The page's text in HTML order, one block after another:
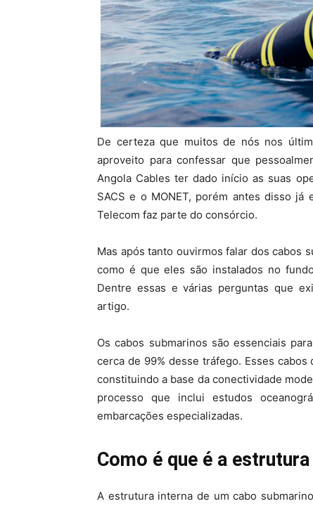
De certeza que muitos de nós nos
aproveito para confessar que
Angola Cables ter dado início as suas
SACS e o MONET, porém antes disso já
Telecom faz parte do consórcio.
Mas após tanto ouvirmos falar dos cabos
como é que eles são instalados no
Dentre essas e várias perguntas que
artigo.
Os cabos submarinos são essenciais
cerca de 99% desse tráfego. Esses
constituindo a base da conectividade
processo que inclui estudos
embarcações especializadas.
Como é que é a
A estrutura interna de um cabo